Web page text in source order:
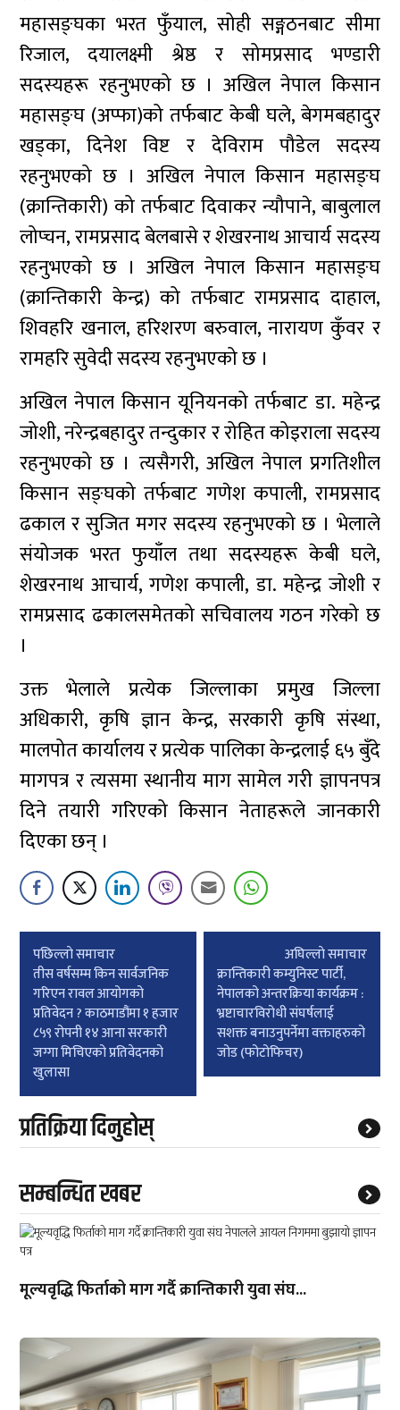
महासङ्घका भरत फुँयाल, सोही सङ्गठनबाट सीमा
रिजाल, दयालक्ष्मी श्रेष्ठ र सोमप्रसाद भण्डारी
सदस्यहरू रहनुभएको छ । अखिल नेपाल किसान
महासङ्घ (अप्फा)को तर्फबाट केबी घले, बेगमबहादुर
खड्का, दिनेश विष्ट र देविराम पौडेल सदस्य
रहनुभएको छ । अखिल नेपाल किसान महासङ्घ
(क्रान्तिकारी) को तर्फबाट दिवाकर न्यौपाने, बाबुलाल
लोप्चन, रामप्रसाद बेलबासे र शेखरनाथ आचार्य सदस्य
रहनुभएको छ । अखिल नेपाल किसान महासङ्घ
(क्रान्तिकारी केन्द्र) को तर्फबाट रामप्रसाद दाहाल,
शिवहरि खनाल, हरिशरण बरुवाल, नारायण कुँवर र
रामहरि सुवेदी सदस्य रहनुभएको छ ।
अखिल नेपाल किसान यूनियनको तर्फबाट डा. महेन्द्र
जोशी, नरेन्द्रबहादुर तन्दुकार र रोहित कोइराला सदस्य
रहनुभएको छ । त्यसैगरी, अखिल नेपाल प्रगतिशील
किसान सङ्घको तर्फबाट गणेश कपाली, रामप्रसाद
ढकाल र सुजित मगर सदस्य रहनुभएको छ । भेलाले
संयोजक भरत फुयाँल तथा सदस्यहरू केबी घले,
शेखरनाथ आचार्य, गणेश कपाली, डा. महेन्द्र जोशी र
रामप्रसाद ढकालसमेतको सचिवालय गठन गरेको छ
।
उक्त भेलाले प्रत्येक जिल्लाका प्रमुख जिल्ला
अधिकारी, कृषि ज्ञान केन्द्र, सरकारी कृषि संस्था,
मालपोत कार्यालय र प्रत्येक पालिका केन्द्रलाई ६५ बुँदे
मागपत्र र त्यसमा स्थानीय माग सामेल गरी ज्ञापनपत्र
दिने तयारी गरिएको किसान नेताहरूले जानकारी
दिएका छन् ।
Post
navigation
पछिल्लाे समाचार
तीस वर्षसम्म किन सार्वजनिक
गरिएन रावल आयोगको
प्रतिवेदन ? काठमाडौंमा १ हजार
८५९ रोपनी १४ आना सरकारी
जग्गा मिचिएको प्रतिवेदनको
खुलासा
अघिल्लाे समाचार
क्रान्तिकारी कम्युनिस्ट पार्टी,
नेपालको अन्तरक्रिया कार्यक्रम :
भ्रष्टाचारविरोधी संघर्षलाई
सशक्त बनाउनुपर्नेमा वक्ताहरुको
जोड (फोटोफिचर)
प्रतिक्रिया दिनुहोस्
सम्बन्धित खबर
मूल्यवृद्धि फिर्ताको माग गर्दै क्रान्तिकारी युवा संघ...